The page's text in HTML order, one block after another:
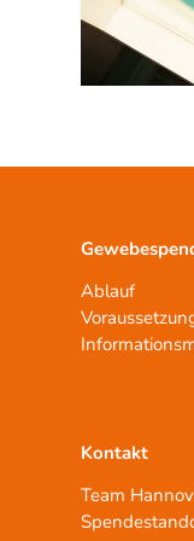
Ablauf
Kontakt
Team